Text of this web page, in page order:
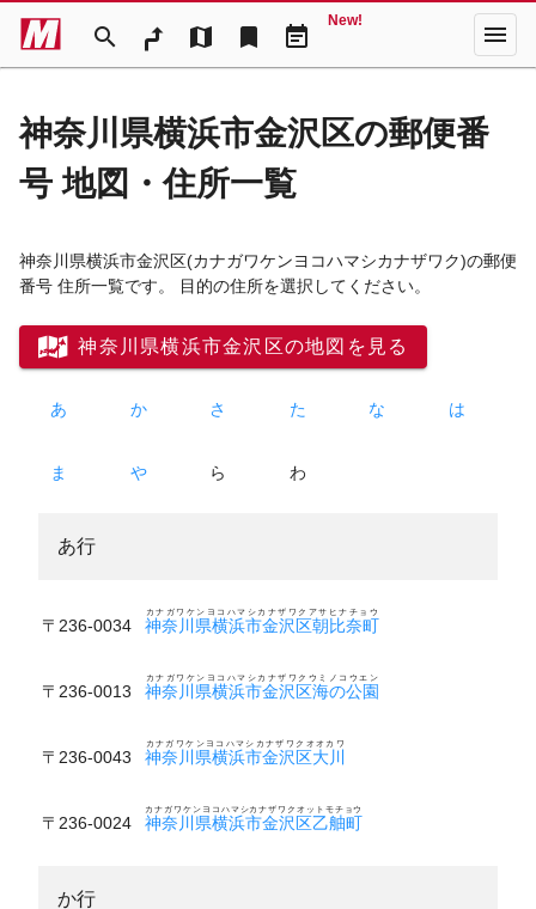
search map bookmark event_note
New! menu
神奈川県横浜市金沢区の郵便番
号 地図・住所一覧
神奈川県横浜市金沢区(カナガワケンヨコハマシカナザワク)の郵便
番号 住所一覧です。 目的の住所を選択してください。
神奈川県横浜市金沢区の地図を見る
あ か さ た な は
ま や ら わ
あ行
〒236-0034 神奈川県横浜市金沢区朝比奈町
カナガワケンヨコハマシカナザワクアサヒナチョウ
〒236-0013 神奈川県横浜市金沢区海の公園
カナガワケンヨコハマシカナザワクウミノコウエン
〒236-0043 神奈川県横浜市金沢区大川
カナガワケンヨコハマシカナザワクオオカワ
〒236-0024 神奈川県横浜市金沢区乙舳町
カナガワケンヨコハマシカナザワクオットモチョウ
か行